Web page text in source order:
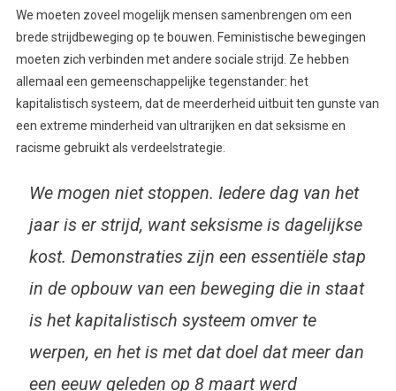
We moeten zoveel mogelijk mensen samenbrengen om een
brede strijdbeweging op te bouwen. Feministische bewegingen
moeten zich verbinden met andere sociale strijd. Ze hebben
allemaal een gemeenschappelijke tegenstander: het
kapitalistisch systeem, dat de meerderheid uitbuit ten gunste van
een extreme minderheid van ultrarijken en dat seksisme en
racisme gebruikt als verdeelstrategie.
We mogen niet stoppen. Iedere dag van het
jaar is er strijd, want seksisme is dagelijkse
kost. Demonstraties zijn een essentiële stap
in de opbouw van een beweging die in staat
is het kapitalistisch systeem omver te
werpen, en het is met dat doel dat meer dan
een eeuw geleden op 8 maart werd